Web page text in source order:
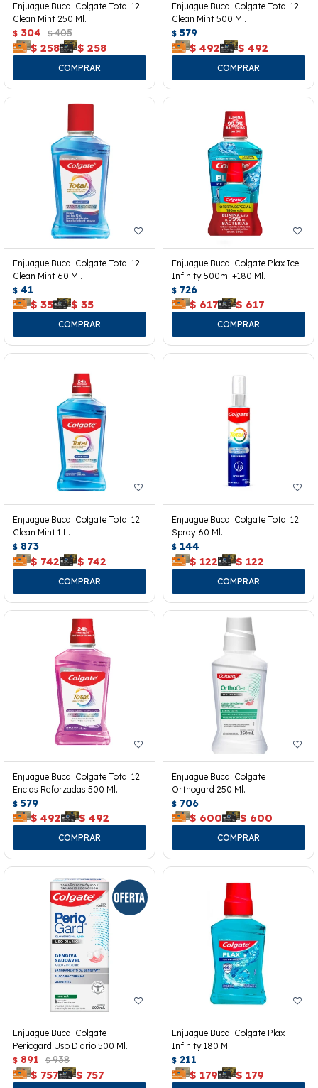
Enjuague Bucal Colgate Total 12
Clean Mint 250 Ml.
$ 304 $ 405
$ 258 $ 258
Enjuague Bucal Colgate Total 12
Clean Mint 500 Ml.
$ 579
$ 492 $ 492
Enjuague Bucal Colgate Total 12
Clean Mint 60 Ml.
$ 41
$ 35 $ 35
Enjuague Bucal Colgate Plax Ice
Infinity 500ml.+180 Ml.
$ 726
$ 617 $ 617
Enjuague Bucal Colgate Total 12
Clean Mint 1 L.
$ 873
$ 742 $ 742
Enjuague Bucal Colgate Total 12
Spray 60 Ml.
$ 144
$ 122 $ 122
Enjuague Bucal Colgate Total 12
Encias Reforzadas 500 Ml.
$ 579
$ 492 $ 492
Enjuague Bucal Colgate
Orthogard 250 Ml.
$ 706
$ 600 $ 600
Enjuague Bucal Colgate
Periogard Uso Diario 500 Ml.
$ 891 $ 938
$ 757 $ 757
Enjuague Bucal Colgate Plax
Infinity 180 Ml.
$ 211
$ 179 $ 179